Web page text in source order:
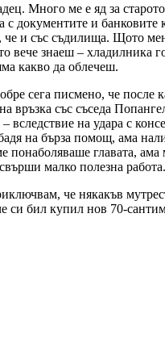
Много ме е яд за
с документите и
и със съдилища. Щото
вече знаеш – хладилника
какво да облечеш.
сега писмено, че после
със съседа
вследствие на удара с
на бърза помощ, ама
понаболяваше главата,
малко полезна работа.
че някакъв
си бил купил нов 70-